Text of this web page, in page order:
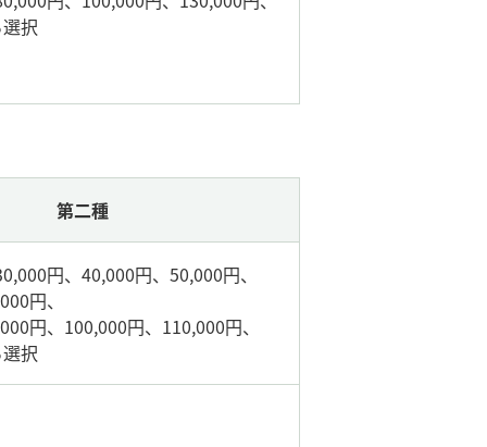
択
第二種
円、40,000円、50,000円、
円、
円、100,000円、110,000円、
択